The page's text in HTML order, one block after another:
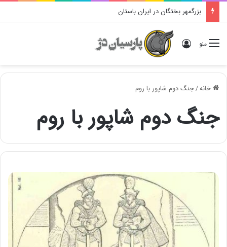
بزرگمهر بختگان در ایران باستان
منو ورود
خانه/جنگ دوم شاپور با روم
جنگ دوم شاپور با روم